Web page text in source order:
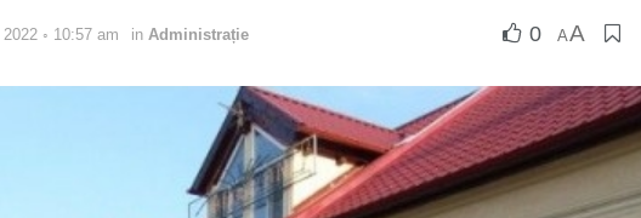
◦ 10:57 am in Administrație 0 AA